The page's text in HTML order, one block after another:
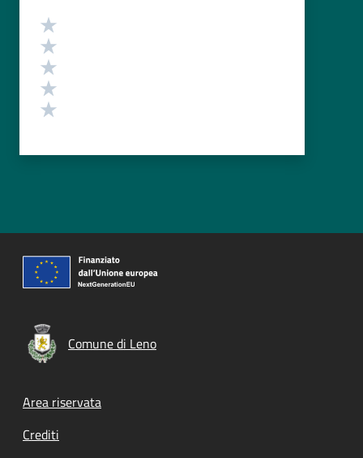
Valutazione
Comune di Leno
Footer menu
Area riservata
Crediti